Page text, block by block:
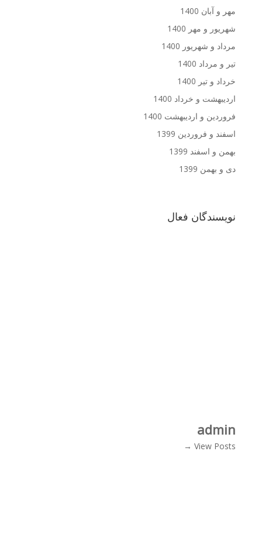
مهر و آبان 1400
شهریور و مهر 1400
مرداد و شهریور 1400
تیر و مرداد 1400
خرداد و تیر 1400
اردیبهشت و خرداد 1400
فروردین و اردیبهشت 1400
اسفند و فروردین 1399
بهمن و اسفند 1399
دی و بهمن 1399
نویسندگان فعال
admin
View Posts →